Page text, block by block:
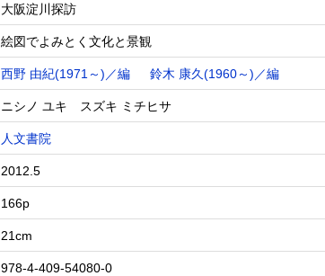
大阪淀川探訪
絵図でよみとく文化と景観
西野 由紀(1971～)／編 鈴木 康久(1960～)／編
ニシノ ユキ スズキ ミチヒサ
人文書院
2012.5
166p
21cm
978-4-409-54080-0